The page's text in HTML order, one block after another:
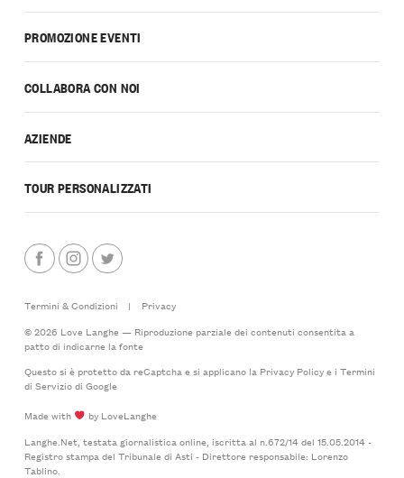
PROMOZIONE EVENTI
COLLABORA CON NOI
AZIENDE
TOUR PERSONALIZZATI
Termini & Condizioni |
Privacy
© 2026 Love Langhe — Riproduzione parziale dei contenuti consentita a
patto di indicarne la fonte
Questo si è protetto da reCaptcha e si applicano la Privacy Policye i Termini
di Serviziodi Google
Made with
by LoveLanghe
Langhe.Net, testata giornalistica online, iscritta al n.672/14 del 15.05.2014 -
Registro stampa del Tribunale di Asti - Direttore responsabile: Lorenzo
Tablino.